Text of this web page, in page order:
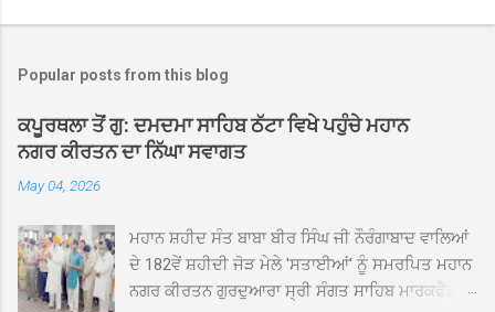
Popular posts from this blog
ਕਪੂਰਥਲਾ ਤੋਂ ਗੁ: ਦਮਦਮਾ ਸਾਹਿਬ ਠੱਟਾ ਵਿਖੇ ਪਹੁੰਚੇ ਮਹਾਨ
ਨਗਰ ਕੀਰਤਨ ਦਾ ਨਿੱਘਾ ਸਵਾਗਤ
May 04, 2026
ਮਹਾਨ ਸ਼ਹੀਦ ਸੰਤ ਬਾਬਾ ਬੀਰ ਸਿੰਘ ਜੀ ਨੌਰੰਗਾਬਾਦ ਵਾਲਿਆਂ
ਦੇ 182ਵੇਂ ਸ਼ਹੀਦੀ ਜੋੜ ਮੇਲੇ 'ਸਤਾਈਆਂ' ਨੂੰ ਸਮਰਪਿਤ ਮਹਾਨ
ਨਗਰ ਕੀਰਤਨ ਗੁਰਦੁਆਰਾ ਸ੍ਰੀ ਸੰਗਤ ਸਾਹਿਬ ਮਾਰਕਫੈੱਡ